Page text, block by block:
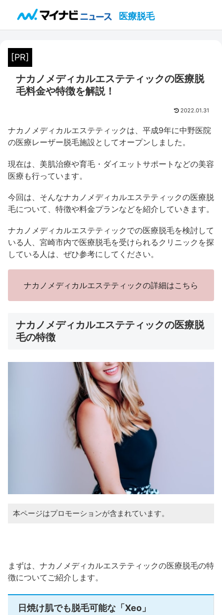
医療脱毛
[PR]
ナカノメディカルエステティックの医療脱
毛料金や特徴を解説！
2022.01.31
ナカノメディカルエステティックは、平成9年に中野医院
の医療レーザー脱毛施設としてオープンしました。
現在は、美肌治療や育毛・ダイエットサポートなどの美容
医療も行っています。
今回は、そんなナカノメディカルエステティックの医療脱
毛について、特徴や料金プランなどを紹介していきます。
ナカノメディカルエステティックでの医療脱毛を検討して
いる人、宮崎市内で医療脱毛を受けられるクリニックを探
している人は、ぜひ参考にしてください。
ナカノメディカルエステティックの詳細はこちら
ナカノメディカルエステティックの医療脱
毛の特徴
本ページはプロモーションが含まれています。
まずは、ナカノメディカルエステティックの医療脱毛の特
徴についてご紹介します。
日焼け肌でも脱毛可能な「Xeo」